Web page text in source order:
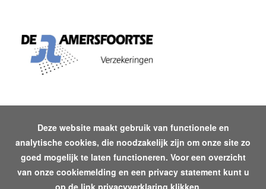
Deze website maakt gebruik van functionele en
analytische cookies, die noodzakelijk zijn om onze site zo
goed mogelijk te laten functioneren. Voor een overzicht
van onze cookiemelding en een privacy statement kunt u
op de link privacyverklaring klikken.
Deze website is powered by VZP Bedrijven-Privacyverklaring| Design
en ontwikkeling doorMW Concept Internet Services